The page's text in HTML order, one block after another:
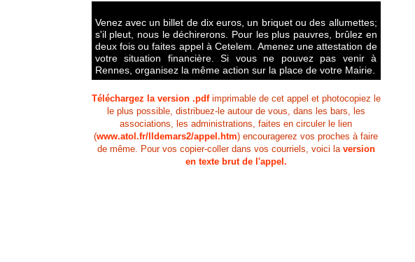
Venez avec un billet de dix euros, un briquet ou des allumettes;
s'il pleut, nous le déchirerons. Pour les plus pauvres, brûlez en
deux fois ou faites appel à Cetelem. Amenez une attestation de
votre situation financière. Si vous ne pouvez pas venir à
Rennes, organisez la même action sur la place de votre Mairie.
Téléchargez la version .pdfimprimable de cet appel et photocopiez le
le plus possible, distribuez-le autour de vous, dans les bars, les
associations, les administrations, faites en circuler le lien
(www.atol.fr/lldemars2/appel.htm) encouragerez vos proches à faire
de même. Pour vos copier-coller dans vos courriels, voici la version
en texte brut de l'appel .